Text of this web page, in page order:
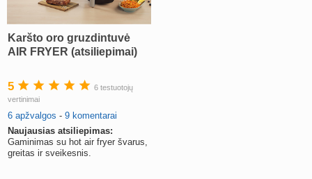
Karšto oro gruzdintuvė
AIR FRYER (atsiliepimai)
5
6 testuotojų
vertinimai
6 apžvalgos - 9 komentarai
Naujausias atsiliepimas:
Gaminimas su hot air fryer švarus,
greitas ir sveikesnis.